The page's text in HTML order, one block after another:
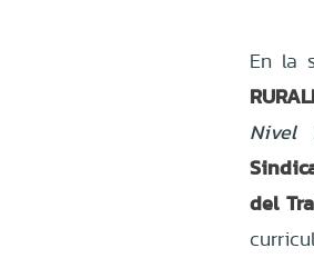
En la
Nivel
del